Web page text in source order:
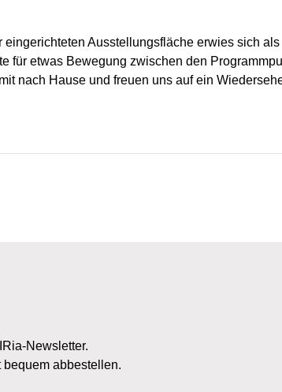
Ausstellungsfläche erwies sich als
für etwas Bewegung zwischen den
nach Hause und freuen uns auf ein
Newsletter.
abbestellen.